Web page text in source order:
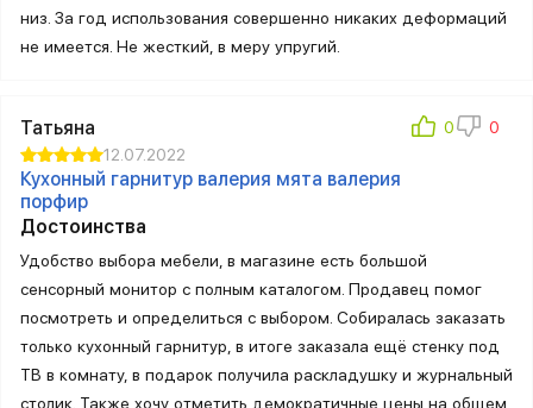
низ. За год использования совершенно никаких деформаций
не имеется. Не жесткий, в меру упругий.
Татьяна
12.07.2022
Кухонный гарнитур валерия мята валерия
порфир
Достоинства
Удобство выбора мебели, в магазине есть большой
сенсорный монитор с полным каталогом. Продавец помог
посмотреть и определиться с выбором. Собиралась заказать
только кухонный гарнитур, в итоге заказала ещё стенку под
ТВ в комнату, в подарок получила раскладушку и журнальный
столик. Также хочу отметить демократичные цены на общем